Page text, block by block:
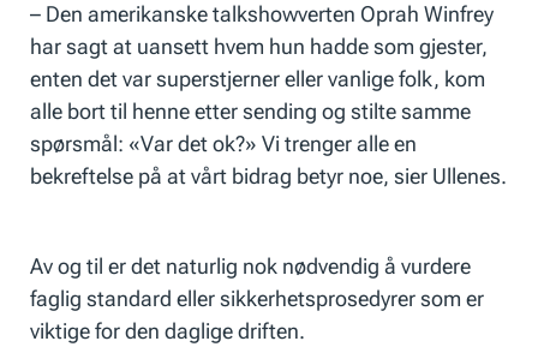
– Den amerikanske talkshowverten Oprah Winfrey
har sagt at uansett hvem hun hadde som gjester,
enten det var superstjerner eller vanlige folk, kom
alle bort til henne etter sending og stilte samme
spørsmål: «Var det ok?» Vi trenger alle en
bekreftelse på at vårt bidrag betyr noe, sier Ullenes.
Av og til er det naturlig nok nødvendig å vurdere
faglig standard eller sikkerhetsprosedyrer som er
viktige for den daglige driften.